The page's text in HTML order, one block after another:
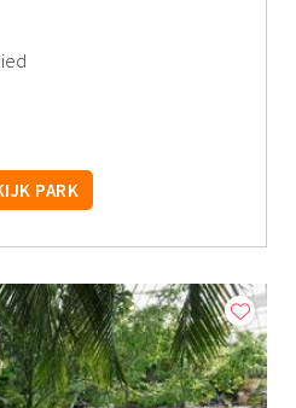
PARK